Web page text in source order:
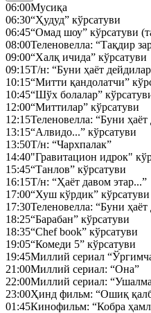
06:00Мусиқа
06:30“Ҳудуд” кўрсатуви
06:45“Омад шоу” кўрсатуви
08:00Теленовелла: “Тақдир
09:00“Халқ ичида” кўрсатуви
09:15Т/н: “Буни ҳаёт
10:15“Митти қандолатчи”
10:45“Шўх болалар”
12:00“Миттилар” кўрсатуви
12:15Теленовелла: “Буни ҳаёт
13:15“Алвидо...” кўрсатуви
13:50Т/н: “Чархпалак”
14:40"Гравитацион идрок"
15:45“Танлов” кўрсатуви
16:15Т/н: “Ҳаёт давом этар...”
17:00“Хуш кўрдик” кўрсатуви
17:30Теленовелла: “Буни ҳаёт
18:25“Барабан” кўрсатуви
18:35“Chef book” кўрсатуви
19:05“Комеди 5” кўрсатуви
19:45Миллий сериал
21:00Миллий сериал: “Она”
22:00Миллий сериал:
23:00Ҳинд фильм: “Ошиқ
01:45Кинофильм: “Кобра